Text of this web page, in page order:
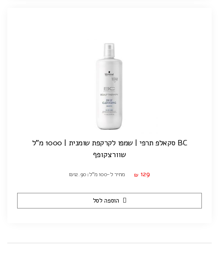
BC סקאלפ תרפי | שמפו לקרקפת שומנית | 1000 מ"ל
שוורצקופף
₪ 129 מחיר ל-100 מ"ל: ₪12.90
הוספה לסל